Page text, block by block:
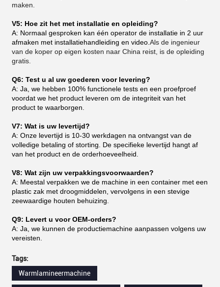
maken.
V5: Hoe zit het met installatie en opleiding?
A: Normaal gesproken kan één operator de installatie in 2 uur
afmaken met installatiehandleiding en video. Als de ingenieur
van de koper op eigen kosten naar China reist, is de opleiding
gratis.
Q6: Test u al uw goederen voor levering?
A: Ja, we hebben 100% functionele tests en een proefproef
voordat we het product leveren om de integriteit van het
product te waarborgen.
V7: Wat is uw levertijd?
A: Onze levertijd is 10-30 werkdagen na ontvangst van de
volledige betaling of storting. De specifieke levertijd hangt af
van het product en de orderhoeveelheid.
V8: Wat zijn uw verpakkingsvoorwaarden?
A: Meestal verpakken we de machine in een container met een
plastic zak met droogmiddelen, vervolgens in een stevige
zeewaardige houten behuizing.
Q9: Levert u voor OEM-orders?
A: Ja, we kunnen de productiemachine aanpassen volgens uw
vereisten.
Tags:
Warmlamineermachine